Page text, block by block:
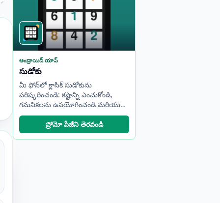
ఆండ్రాయిడ్ యాప్
సుడోకు
మీ ఫోన్‌లో క్లాసిక్ సుడోకును
పరిష్కరించండి: కష్టాన్ని ఎంచుకోండి,
గమనికలను ఉపయోగించండి మరియు
మీ పురోగతిని ట్రాక్ చేయండి.
ప్రోమో పేజీని తెరవండి